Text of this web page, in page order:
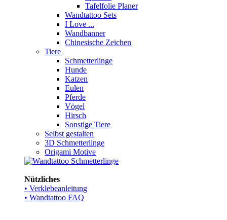
Tafelfolie Planer
Wandtattoo Sets
I Love ...
Wandbanner
Chinesische Zeichen
Tiere
Schmetterlinge
Hunde
Katzen
Eulen
Pferde
Vögel
Hirsch
Sonstige Tiere
Selbst gestalten
3D Schmetterlinge
Origami Motive
Nützliches
• Verklebeanleitung
• Wandtattoo FAQ